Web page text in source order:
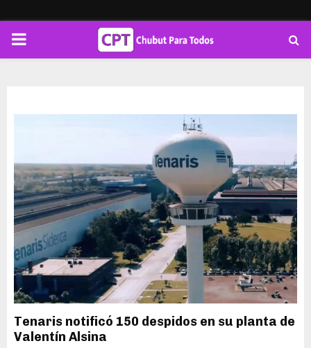
PRIMARY
Tenaris notificó 150 despidos en su planta de
Valentín Alsina